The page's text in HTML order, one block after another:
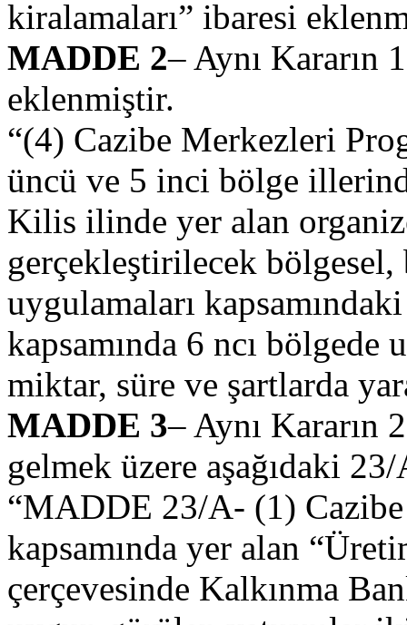
kiralamaları” ibaresi
MADDE 2– Aynı Kararın
eklenmiştir.
“(4) Cazibe Merkezleri
üncü ve 5 inci bölge
Kilis ilinde yer alan
gerçekleştirilecek
uygulamaları
kapsamında 6 ncı bölgede
miktar, süre ve şartlarda
MADDE 3– Aynı Kararın
gelmek üzere aşağıdaki
“MADDE 23/A- (1)
kapsamında yer alan
çerçevesinde Kalkınma